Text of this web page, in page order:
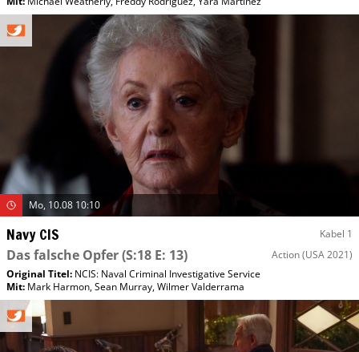
Mo, 10.08 10:10
Navy CIS Kabel 1
Das falsche Opfer(S:18 E: 13) Action(USA 2021)
Original Titel: NCIS: Naval Criminal Investigative Service
Mit: Mark Harmon,Sean Murray,Wilmer Valderrama